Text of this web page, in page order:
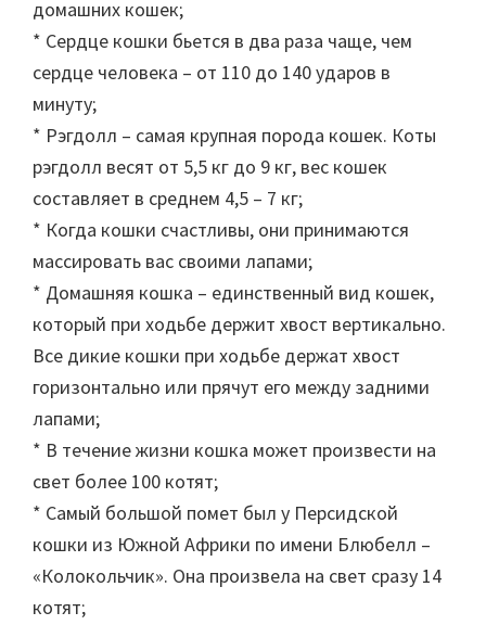
домашних кошек;
* Сердце кошки бьется в два раза чаще, чем
сердце человека – от 110 до 140 ударов в
минуту;
* Рэгдолл – самая крупная порода кошек. Коты
рэгдолл весят от 5,5 кг до 9 кг, вес кошек
составляет в среднем 4,5 – 7 кг;
* Когда кошки счастливы, они принимаются
массировать вас своими лапами;
* Домашняя кошка – единственный вид кошек,
который при ходьбе держит хвост вертикально.
Все дикие кошки при ходьбе держат хвост
горизонтально или прячут его между задними
лапами;
* В течение жизни кошка может произвести на
свет более 100 котят;
* Самый большой помет был у Персидской
кошки из Южной Африки по имени Блюбелл –
«Колокольчик». Она произвела на свет сразу 14
котят;